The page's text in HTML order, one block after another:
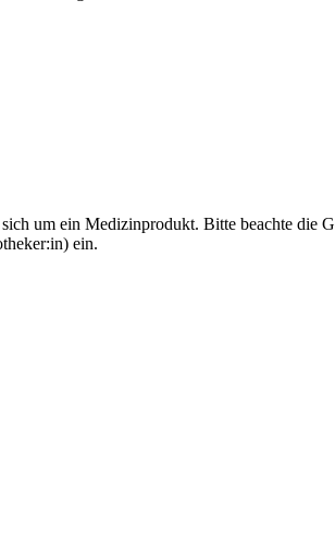
um ein Medizinprodukt. Bitte beachte die
ein.